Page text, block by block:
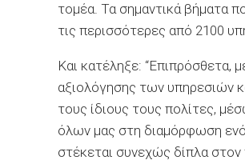
τομέα. Τα σημαντικά βήματα
τις περισσότερες από 2100
Και κατέληξε: “Επιπρόσθετα,
αξιολόγησης των υπηρεσιών
τους ίδιους τους πολίτες,
όλων μας στη διαμόρφωση
στέκεται συνεχώς δίπλα στον